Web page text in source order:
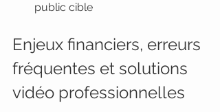
public cible
Enjeux financiers, erreurs
fréquentes et solutions
vidéo professionnelles